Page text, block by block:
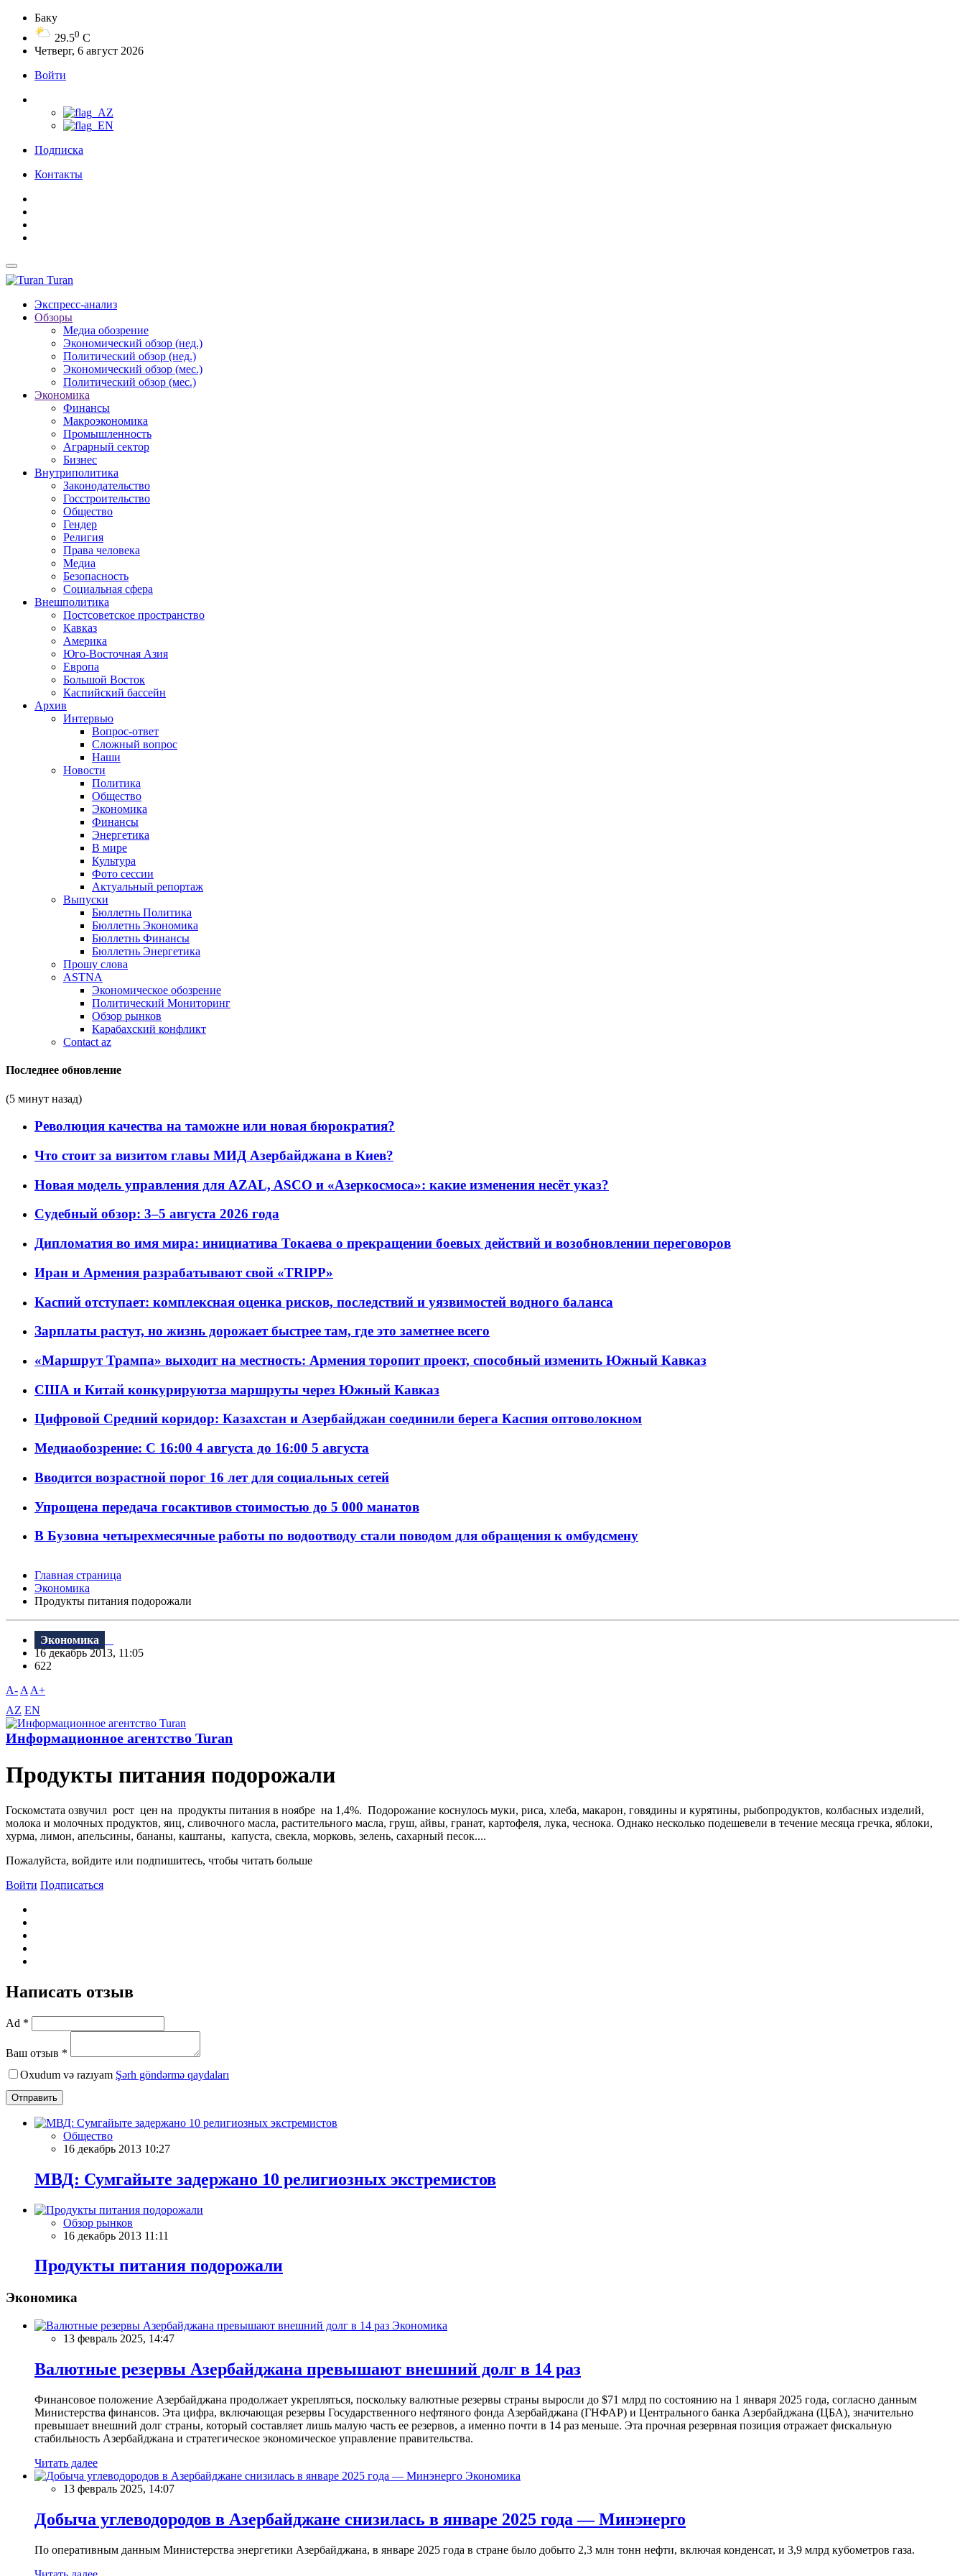
Баку
29.50 C
Четверг, 6 август 2026
Войти
Подписка
Контакты
Turan
Экспресс-анализ
Обзоры
Медиа обозрение
Экономический обзор (нед.)
Политический обзор (нед.)
Экономический обзор (мес.)
Политический обзор (мес.)
Экономика
Финансы
Макроэкономика
Промышленность
Аграрный сектор
Бизнес
Внутриполитика
Законодательство
Госстроительство
Общество
Гендер
Религия
Права человека
Медиа
Безопасность
Социальная сфера
Внешполитика
Постсоветское пространство
Кавказ
Америка
Юго-Восточная Азия
Европа
Большой Восток
Каспийский бассейн
Архив
Интервью
Вопрос-ответ
Сложный вопрос
Наши
Новости
Политика
Общество
Экономика
Финансы
Энергетика
В мире
Культура
Фото сессии
Актуальный репортаж
Выпуски
Бюллетнь Политика
Бюллетнь Экономика
Бюллетнь Финансы
Бюллетнь Энергетика
Прошу слова
ASTNA
Экономическое обозрение
Политический Мониторинг
Обзор рынков
Карабахский конфликт
Contact az
Последнее обновление
(5 минут назад)
Революция качества на таможне или новая бюрократия?
Что стоит за визитом главы МИД Азербайджана в Киев?
Новая модель управления для AZAL, ASCO и «Азеркосмоса»: какие изменения несёт указ?
Судебный обзор: 3–5 августа 2026 года
Дипломатия во имя мира: инициатива Токаева о прекращении боевых действий и возобновлении переговоров
Иран и Армения разрабатывают свой «TRIPP»
Каспий отступает: комплексная оценка рисков, последствий и уязвимостей водного баланса
Зарплаты растут, но жизнь дорожает быстрее там, где это заметнее всего
«Маршрут Трампа» выходит на местность: Армения торопит проект, способный изменить Южный Кавказ
США и Китай конкурируютза маршруты через Южный Кавказ
Цифровой Средний коридор: Казахстан и Азербайджан соединили берега Каспия оптоволокном
Медиаобозрение: С 16:00 4 августа до 16:00 5 августа
Вводится возрастной порог 16 лет для социальных сетей
Упрощена передача госактивов стоимостью до 5 000 манатов
В Бузовна четырехмесячные работы по водоотводу стали поводом для обращения к омбудсмену
Главная страница
Экономика
Продукты питания подорожали
Экономика
16 декабрь 2013, 11:05
622
A- A A+
AZ EN
Информационное агентство Turan
Продукты питания подорожали
Госкомстата озвучил рост цен на продукты питания в ноябре на 1,4%. Подорожание коснулось муки, риса, хлеба, макарон, говядины и курятины, рыбопродуктов, колбасных изделий,
молока и молочных продуктов, яиц, сливочного масла, растительного масла, груш, айвы, гранат, картофеля, лука, чеснока. Однако несколько подешевели в течение месяца гречка, яблоки,
хурма, лимон, апельсины, бананы, каштаны, капуста, свекла, морковь, зелень, сахарный песок....
Пожалуйста, войдите или подпишитесь, чтобы читать больше
Войти Подписаться
Написать отзыв
Ad *
Ваш отзыв *
Oxudum və razıyam Şərh göndərmə qaydaları
Отправить
Общество
16 декабрь 2013 10:27
МВД: Сумгайыте задержано 10 религиозных экстремистов
Обзор рынков
16 декабрь 2013 11:11
Продукты питания подорожали
Экономика
Экономика
13 февраль 2025, 14:47
Валютные резервы Азербайджана превышают внешний долг в 14 раз
Финансовое положение Азербайджана продолжает укрепляться, поскольку валютные резервы страны выросли до $71 млрд по состоянию на 1 января 2025 года, согласно данным
Министерства финансов. Эта цифра, включающая резервы Государственного нефтяного фонда Азербайджана (ГНФАР) и Центрального банка Азербайджана (ЦБА), значительно
превышает внешний долг страны, который составляет лишь малую часть ее резервов, а именно почти в 14 раз меньше. Эта прочная резервная позиция отражает фискальную
стабильность Азербайджана и стратегическое экономическое управление правительства.
Читать далее
Экономика
13 февраль 2025, 14:07
Добыча углеводородов в Азербайджане снизилась в январе 2025 года — Минэнерго
По оперативным данным Министерства энергетики Азербайджана, в январе 2025 года в стране было добыто 2,3 млн тонн нефти, включая конденсат, и 3,9 млрд кубометров газа.